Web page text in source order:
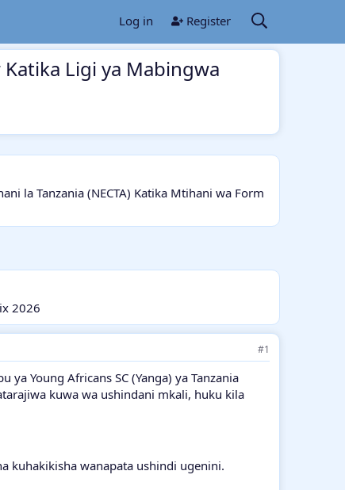
Log in Register
Ligi ya Mabingwa
la Tanzania (NECTA) Katika Mtihani wa Form
2026
#1
Young Africans SC (Yanga) ya Tanzania
kuwa wa ushindani mkali, huku kila
kuhakikisha wanapata ushindi ugenini.